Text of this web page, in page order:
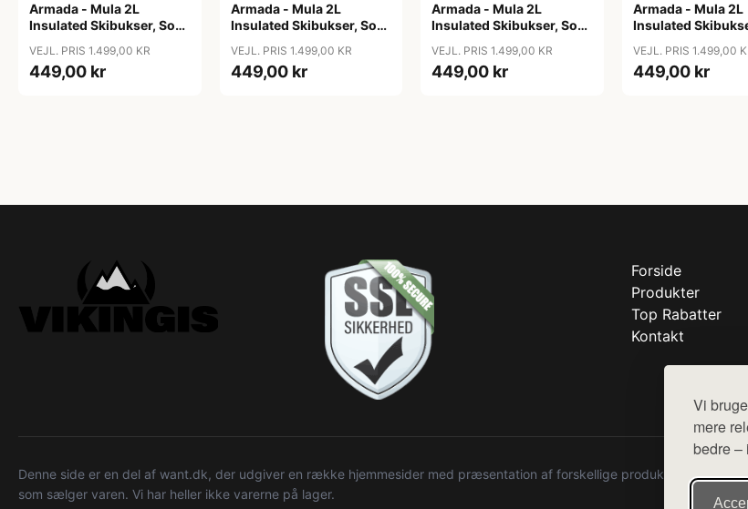
Vi
mere
bedre –
Armada - Mula 2L
Insulated Skibukser, Sort
VEJL. PRIS 1.499,00 KR
449,00 kr
Armada - Mula 2L
Insulated Skibukser, Sort
VEJL. PRIS 1.499,00 KR
449,00 kr
Armada - Mula 2L
Insulated Skibukser, Sort
VEJL. PRIS 1.499,00 KR
449,00 kr
Armada - Mula 2L
Insulated
VEJL. PRIS 1.499,00
449,00 kr
Forside
Produkter
Top Rabatter
Kontakt
Denne side er en del af want.dk, der udgiver en række hjemmesider med præsentation af forskellige produkter fra
som sælger varen. Vi har heller ikke varerne på lager.